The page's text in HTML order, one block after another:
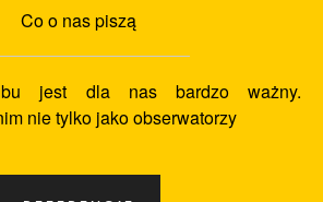
Co o nas piszą
jest dla nas bardzo ważny.
nie tylko jako obserwatorzy